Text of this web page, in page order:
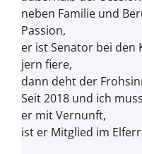
neben Familie und
Passion,
er ist Senator bei den
jern fiere,
dann deht der
Seit 2018 und ich
er mit Vernunft,
ist er Mitglied im